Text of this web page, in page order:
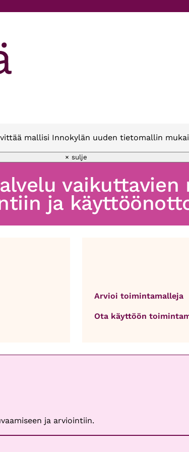
mallisi Innokylän uuden tietomallin
× sulje
vaikuttavien
ja
Arvioi toimintamalleja
Ota käyttöön
ja arviointiin.